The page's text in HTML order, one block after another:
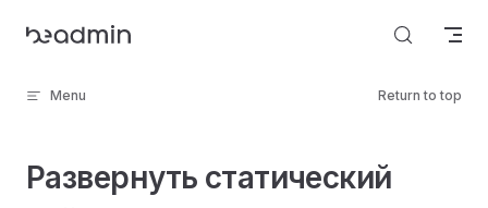
Skip to content
Menu Return to top
Развернуть статический